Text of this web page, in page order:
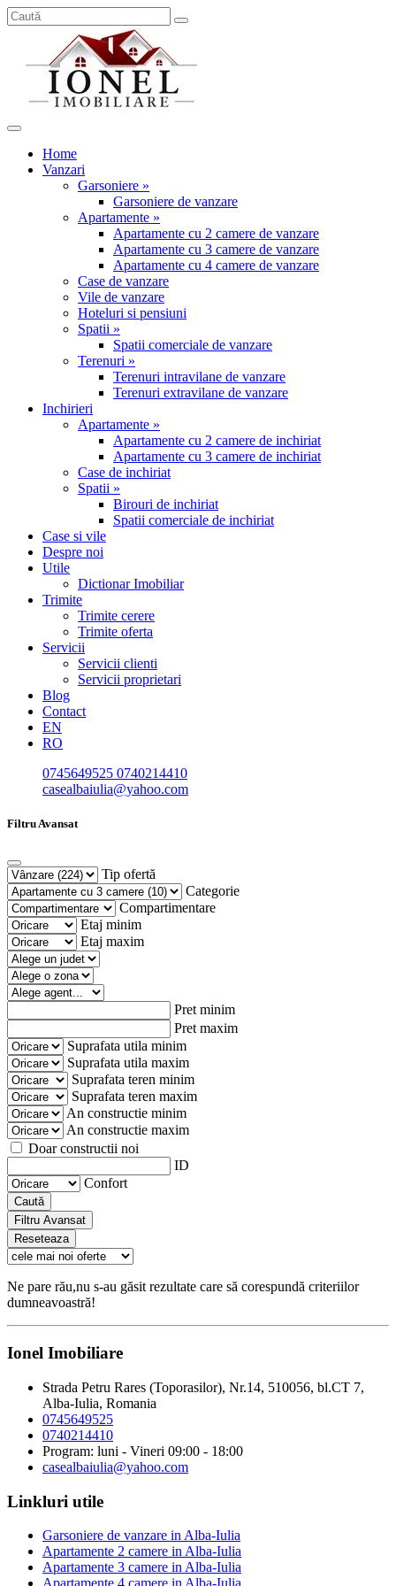
Home
Vanzari
Garsoniere »
Garsoniere de vanzare
Apartamente »
Apartamente cu 2 camere de vanzare
Apartamente cu 3 camere de vanzare
Apartamente cu 4 camere de vanzare
Case de vanzare
Vile de vanzare
Hoteluri si pensiuni
Spatii »
Spatii comerciale de vanzare
Terenuri »
Terenuri intravilane de vanzare
Terenuri extravilane de vanzare
Inchirieri
Apartamente »
Apartamente cu 2 camere de inchiriat
Apartamente cu 3 camere de inchiriat
Case de inchiriat
Spatii »
Birouri de inchiriat
Spatii comerciale de inchiriat
Case si vile
Despre noi
Utile
Dictionar Imobiliar
Trimite
Trimite cerere
Trimite oferta
Servicii
Servicii clienti
Servicii proprietari
Blog
Contact
EN
RO
0745649525 0740214410
casealbaiulia@yahoo.com
Filtru Avansat
Tip ofertă
Categorie
Compartimentare
Etaj minim
Etaj maxim
Pret minim
Pret maxim
Suprafata utila minim
Suprafata utila maxim
Suprafata teren minim
Suprafata teren maxim
An constructie minim
An constructie maxim
Doar constructii noi
ID
Confort
Caută
Filtru Avansat
Reseteaza
Ne pare rău,nu s-au găsit rezultate care să corespundă criteriilor
dumneavoastră!
Ionel Imobiliare
Strada Petru Rares (Toporasilor), Nr.14, 510056, bl.CT 7,
Alba-Iulia, Romania
0745649525
0740214410
Program: luni - Vineri 09:00 - 18:00
casealbaiulia@yahoo.com
Linkluri utile
Garsoniere de vanzare in Alba-Iulia
Apartamente 2 camere in Alba-Iulia
Apartamente 3 camere in Alba-Iulia